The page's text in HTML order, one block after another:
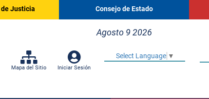
Justicia Consejo de Estado
Agosto 9 2026
Mapa del Sitio Iniciar Sesión
Select Language ▼